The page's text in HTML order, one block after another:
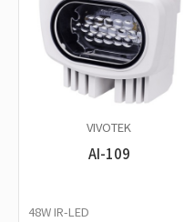
VIVOTEK
AI-109
48W IR-LED